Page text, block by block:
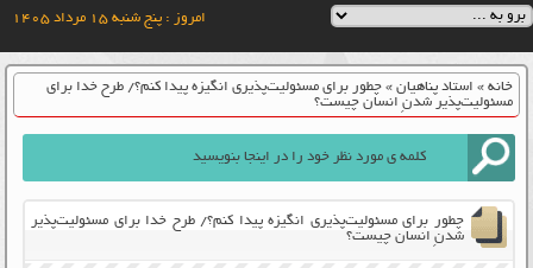
امروز : پنج شنبه ۱۵ مرداد ۱۴۰۵
خانه» استاد پناهیان» چطور برای مسئولیت‌پذیری انگیزه پیدا کنم؟/ طرح خدا برای
مسئولیت‌‌پذیر شدنِ انسان چیست؟
چطور برای مسئولیت‌پذیری انگیزه پیدا کنم؟/ طرح خدا برای مسئولیت‌‌پذیر
شدنِ انسان چیست؟